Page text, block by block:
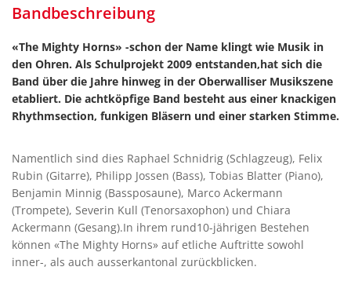
Bandbeschreibung
«The Mighty Horns» -schon der Name klingt wie Musik in
den Ohren. Als Schulprojekt 2009 entstanden,hat sich die
Band über die Jahre hinweg in der Oberwalliser Musikszene
etabliert. Die achtköpfige Band besteht aus einer knackigen
Rhythmsection, funkigen Bläsern und einer starken Stimme.
Namentlich sind dies Raphael Schnidrig (Schlagzeug), Felix
Rubin (Gitarre), Philipp Jossen (Bass), Tobias Blatter (Piano),
Benjamin Minnig (Bassposaune), Marco Ackermann
(Trompete), Severin Kull (Tenorsaxophon) und Chiara
Ackermann (Gesang).In ihrem rund10-jährigen Bestehen
können «The Mighty Horns» auf etliche Auftritte sowohl
inner-, als auch ausserkantonal zurückblicken.